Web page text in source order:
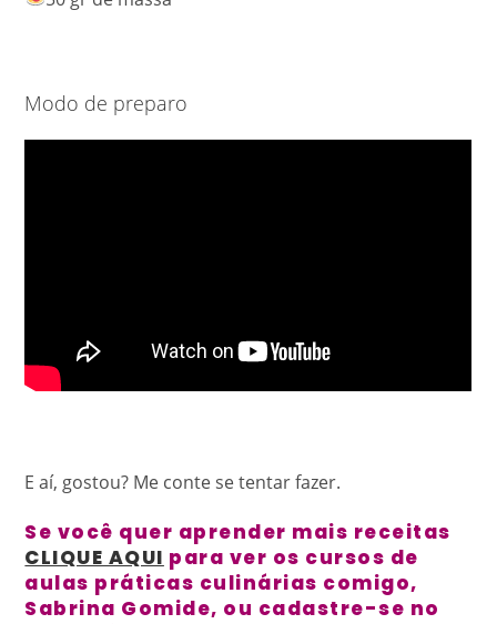
Modo de preparo
E aí, gostou? Me conte se tentar fazer.
Se você quer aprender mais receitas
CLIQUE AQUI para ver os cursos de
aulas práticas culinárias comigo,
Sabrina Gomide, ou cadastre-se no